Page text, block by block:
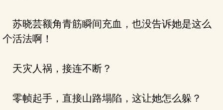
苏晓芸额角青筋瞬间充血，也没告诉她是这么
个活法啊！
天灾人祸，接连不断？
零帧起手，直接山路塌陷，这让她怎么躲？